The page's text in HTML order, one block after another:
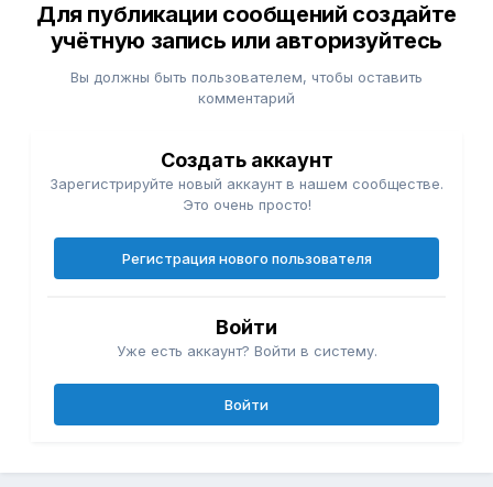
Для публикации сообщений создайте
учётную запись или авторизуйтесь
Вы должны быть пользователем, чтобы оставить
комментарий
Создать аккаунт
Зарегистрируйте новый аккаунт в нашем сообществе.
Это очень просто!
Регистрация нового пользователя
Войти
Уже есть аккаунт? Войти в систему.
Войти